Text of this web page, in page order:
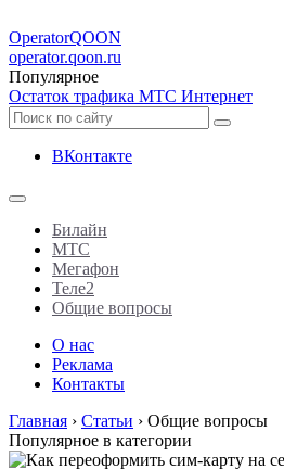
OperatorQOON
operator.qoon.ru
Популярное
Остаток трафика МТС Интернет
ВКонтакте
Билайн
МТС
Мегафон
Теле2
Общие вопросы
О нас
Реклама
Контакты
Главная › Статьи › Общие вопросы
Популярное в категории